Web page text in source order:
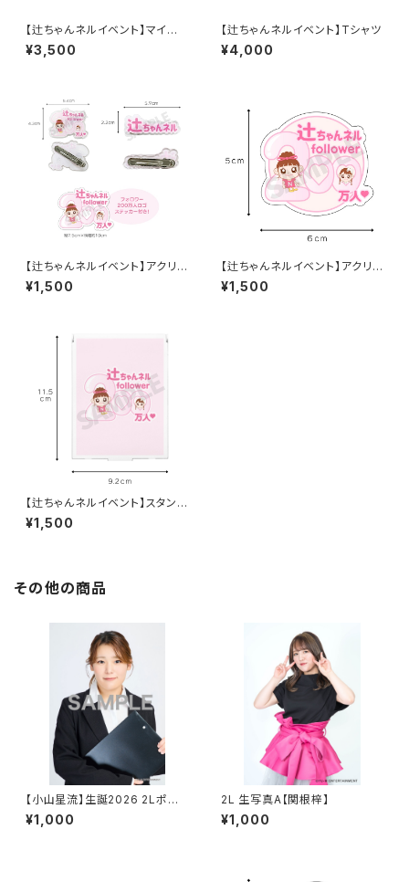
【辻ちゃんネルイベント】マイク
ロファイバースポーツタオル
¥3,500
【辻ちゃんネルイベント】Tシャツ
¥4,000
【辻ちゃんネルイベント】アクリル
ヘアクリップ
¥1,500
【辻ちゃんネルイベント】アクリル
スマホホルダー
¥1,500
【辻ちゃんネルイベント】スタンド
ミラー
¥1,500
その他の商品
【小山星流】生誕2026 2Lポー
トレート
¥1,000
2L 生写真A【関根梓】
¥1,000